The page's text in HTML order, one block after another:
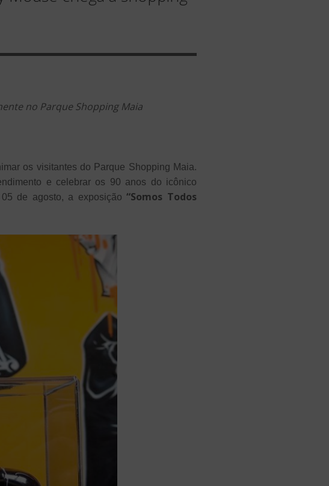
no Parque Shopping Maia
os visitantes do Parque Shopping Maia.
e celebrar os 90 anos do icônico
05 de agosto, a exposição“Somos Todos